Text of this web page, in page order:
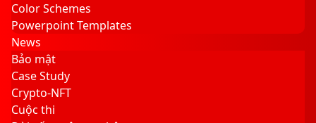
Color Schemes
Powerpoint Templates
News
Bảo mật
Case Study
Crypto-NFT
Cuộc thi